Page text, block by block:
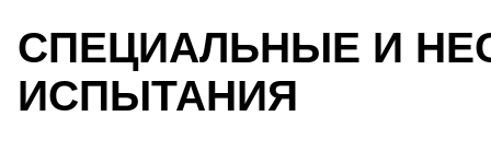
СПЕЦИАЛЬНЫЕ И
ИСПЫТАНИЯ